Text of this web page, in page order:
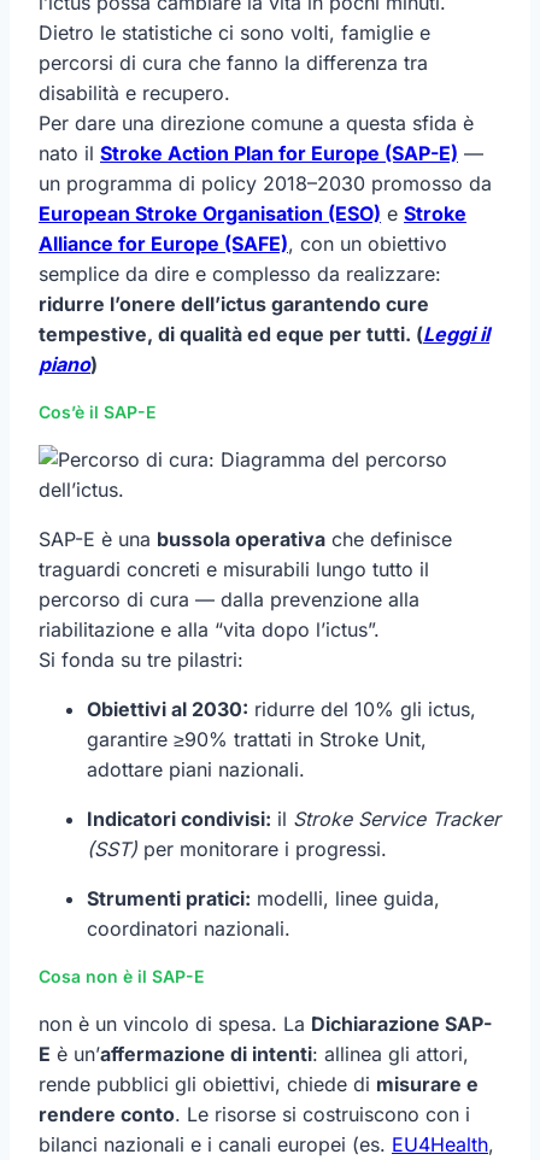
Dietro le statistiche ci sono volti, famiglie e
percorsi di cura che fanno la differenza tra
disabilità e recupero.
Per dare una direzione comune a questa sfida è
nato il Stroke Action Plan for Europe (SAP-E) —
un programma di policy 2018–2030 promosso da
European Stroke Organisation (ESO) e Stroke
Alliance for Europe (SAFE), con un obiettivo
semplice da dire e complesso da realizzare:
ridurre l’onere dell’ictus garantendo cure
tempestive, di qualità ed eque per tutti. (Leggi il
piano)
Cos’è il SAP-E
SAP-E è una bussola operativa che definisce
traguardi concreti e misurabili lungo tutto il
percorso di cura — dalla prevenzione alla
riabilitazione e alla “vita dopo l’ictus”.
Si fonda su tre pilastri:
Obiettivi al 2030: ridurre del 10% gli ictus,
garantire ≥90% trattati in Stroke Unit,
adottare piani nazionali.
Indicatori condivisi: il Stroke Service Tracker
(SST) per monitorare i progressi.
Strumenti pratici: modelli, linee guida,
coordinatori nazionali.
Cosa non è il SAP-E
non è un vincolo di spesa. La Dichiarazione SAP-
E è un’affermazione di intenti: allinea gli attori,
rende pubblici gli obiettivi, chiede di misurare e
rendere conto. Le risorse si costruiscono con i
bilanci nazionali e i canali europei (es. EU4Health,